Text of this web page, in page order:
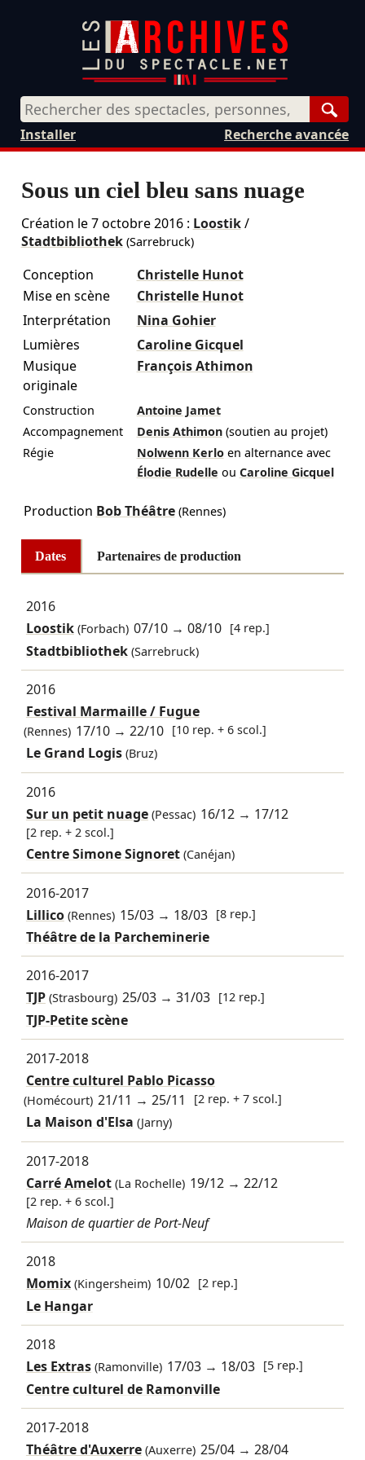
Recherche avancée
Installer
Sous un ciel bleu sans nuage
Création le7 octobre 2016: Loostik/
Stadtbibliothek(Sarrebruck)
Conception
Christelle Hunot
Mise en scène
Christelle Hunot
Interprétation
Nina Gohier
Lumières
Caroline Gicquel
Musique
originale
François Athimon
Construction
Antoine Jamet
Accompagnement
Denis Athimon (soutien au projet)
Régie
Nolwenn Kerlo en alternance avec
Élodie Rudelle ou Caroline Gicquel
Production Bob Théâtre(Rennes)
Dates Partenaires de production
2016
Loostik(Forbach) 07/10 →08/10 [4 rep.]
Stadtbibliothek (Sarrebruck)
2016
Festival Marmaille / Fugue
(Rennes) 17/10 →22/10 [10 rep. + 6 scol.]
Le Grand Logis (Bruz)
2016
Sur un petit nuage(Pessac) 16/12 → 17/12
[2 rep. + 2 scol.]
Centre Simone Signoret (Canéjan)
2016-2017
Lillico(Rennes) 15/03 → 18/03 [8 rep.]
Théâtre de la Parcheminerie
2016-2017
TJP(Strasbourg) 25/03 →31/03 [12 rep.]
TJP-Petite scène
2017-2018
Centre culturel Pablo Picasso
(Homécourt) 21/11 →25/11 [2 rep. + 7 scol.]
La Maison d'Elsa (Jarny)
2017-2018
Carré Amelot(La Rochelle) 19/12 →22/12
[2 rep. + 6 scol.]
Maison de quartier de Port-Neuf
2018
Momix(Kingersheim) 10/02 [2 rep.]
Le Hangar
2018
Les Extras(Ramonville) 17/03 → 18/03 [5 rep.]
Centre culturel de Ramonville
2017-2018
Théâtre d'Auxerre(Auxerre) 25/04 →28/04